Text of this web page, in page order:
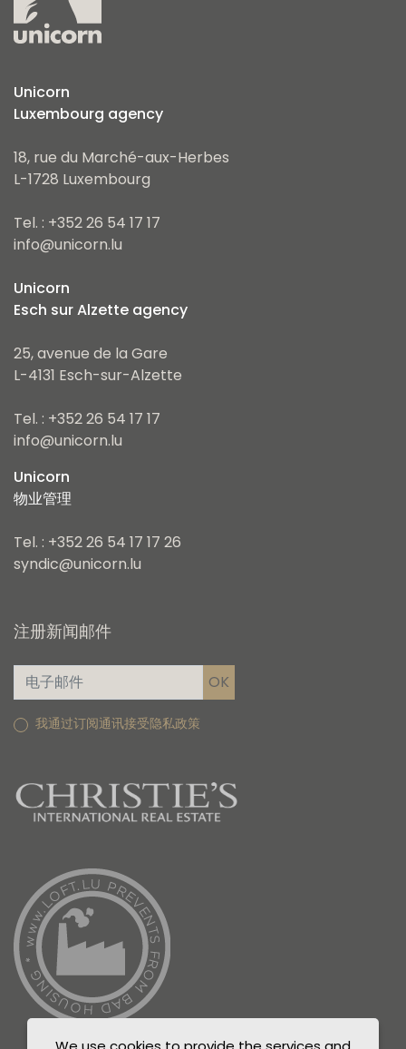
Unicorn
Luxembourg agency
18, rue du Marché-aux-Herbes
L-1728 Luxembourg
Tel. : +352 26 54 17 17
info@unicorn.lu
Unicorn
Esch sur Alzette agency
25, avenue de la Gare
L-4131 Esch-sur-Alzette
Tel. : +352 26 54 17 17
info@unicorn.lu
Unicorn
物业管理
Tel. : +352 26 54 17 17 26
syndic@unicorn.lu
注册新闻邮件
我通过订阅通讯接受隐私政策